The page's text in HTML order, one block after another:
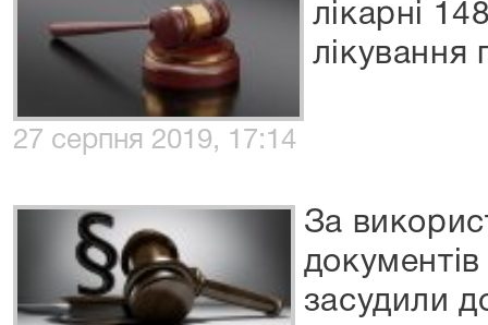
лікарні
лікування
27 серпня 2019, 17:14
За
засудили